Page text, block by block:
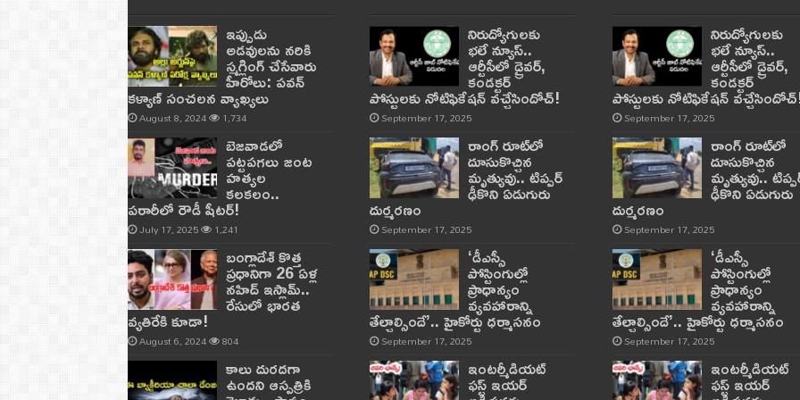
ఇప్పుడు
అడవులను నరికి
స్మగ్లింగ్ చేసేవారు
హీరోలు: పవన్
కళ్యాణ్ సంచలన వ్యాఖ్యలు
August 8, 2024 1,734
బెజవాడలో
పట్టపగలు జంట
హత్యల
కలకలం..
పరారీలో రౌడీ షీటర్‌!
July 17, 2025 1,241
బంగ్లాదేశ్ కొత్త
ప్రధానిగా 26 ఏళ్ల
నహిద్ ఇస్లామ్..
రేసులో భారత
వ్యతిరేకి కూడా!
August 6, 2024 804
కాలు దురదగా
ఉందని ఆస్పత్రికి
నిరుద్యోగులకు
భలే న్యూస్..
ఆర్టీసీలో డ్రైవర్,
కండక్టర్‌
పోస్టులకు నోటిఫికేషన్‌ వచ్చేసిందోచ్‌!
September 17, 2025
రాంగ్ రూట్‌లో
దూసుకొచ్చిన
మృత్యువు.. టిప్పర్
ఢీకొని ఏడుగురు
దుర్మరణం
September 17, 2025
‘డీఎస్సీ
పోస్టింగుల్లో
ప్రాధాన్యం
వ్యవహారాన్ని
తేల్చాల్సిందే’.. హైకోర్టు ధర్మాసనం
September 17, 2025
ఇంటర్మీడియట్
ఫస్ట్‌ ఇయర్‌
నిరుద్యోగులకు
భలే న్యూస్..
ఆర్టీసీలో డ్రైవర్,
కండక్టర్‌
పోస్టులకు నోటిఫికేషన్‌
September 17, 2025
రాంగ్ రూట్‌లో
దూసుకొచ్చిన
మృత్యువు..
ఢీకొని ఏడుగురు
దుర్మరణం
September 17, 2025
‘డీఎస్సీ
పోస్టింగుల్లో
ప్రాధాన్యం
వ్యవహారాన్ని
తేల్చాల్సిందే’.. హైకోర్టు ధర్మాసనం
September 17, 2025
ఇంటర్మీడియట్
ఫస్ట్‌ ఇయర్‌